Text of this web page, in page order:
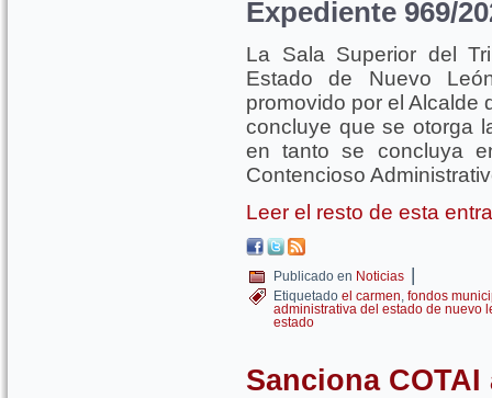
Expediente 969/
La Sala Superior del
Estado de Nuevo
promovido por el Alcalde
concluye que se otorga
en tanto se concluya
Contencioso
Leer el resto de esta
Publicado en Noticias |
Etiquetado el carmen, fondos
administrativa del estado de nuevo
estado
Sanciona